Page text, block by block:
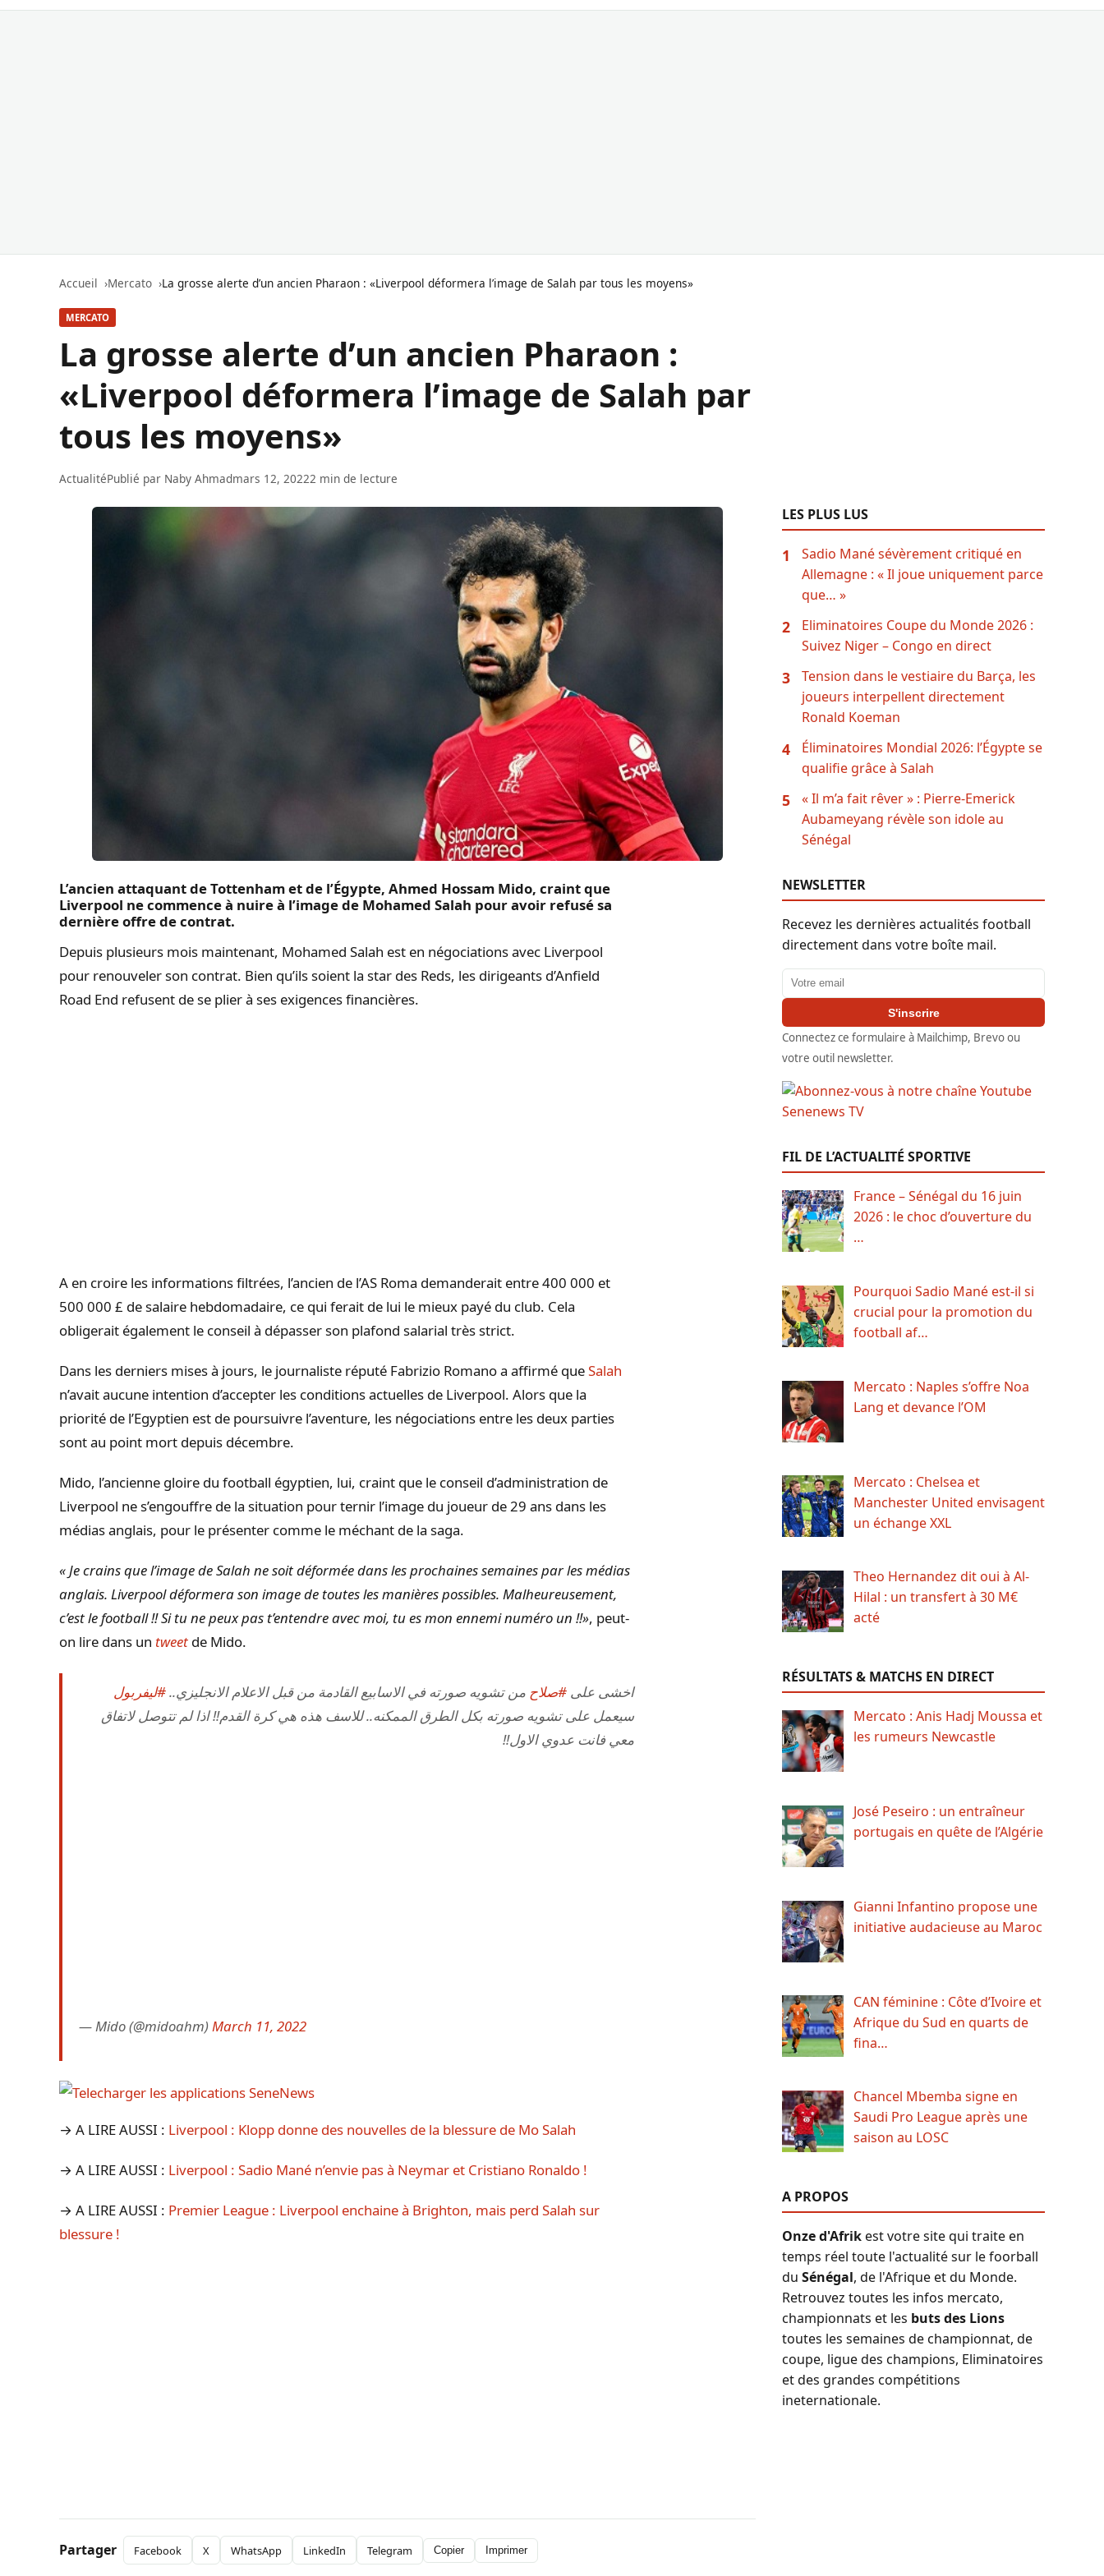
Accueil Mercato La grosse alerte d’un ancien Pharaon : «Liverpool déformera l’image de Salah par tous les moyens»
MERCATO
La grosse alerte d’un ancien Pharaon :
«Liverpool déformera l’image de Salah par
tous les moyens»
ActualitéPublié par Naby Ahmadmars 12, 20222 min de lecture
L’ancien attaquant de Tottenham et de l’Égypte, Ahmed Hossam Mido, craint que
Liverpool ne commence à nuire à l’image de Mohamed Salah pour avoir refusé sa
dernière offre de contrat.
Depuis plusieurs mois maintenant, Mohamed Salah est en négociations avec Liverpool
pour renouveler son contrat. Bien qu’ils soient la star des Reds, les dirigeants d’Anfield
Road End refusent de se plier à ses exigences financières.
A en croire les informations filtrées, l’ancien de l’AS Roma demanderait entre 400 000 et
500 000 £ de salaire hebdomadaire, ce qui ferait de lui le mieux payé du club. Cela
obligerait également le conseil à dépasser son plafond salarial très strict.
Dans les derniers mises à jours, le journaliste réputé Fabrizio Romano a affirmé queSalah
n’avait aucune intention d’accepter les conditions actuelles de Liverpool. Alors que la
priorité de l’Egyptien est de poursuivre l’aventure, les négociations entre les deux parties
sont au point mort depuis décembre.
Mido, l’ancienne gloire du football égyptien, lui, craint que le conseil d’administration de
Liverpool ne s’engouffre de la situation pour ternir l’image du joueur de 29 ans dans les
médias anglais, pour le présenter comme le méchant de la saga.
« Je crains que l’image de Salah ne soit déformée dans les prochaines semaines par les médias
anglais. Liverpool déformera son image de toutes les manières possibles. Malheureusement,
c’est le football !! Si tu ne peux pas t’entendre avec moi, tu es mon ennemi numéro un !!», peut-
on lire dans un tweet de Mido.
اخشى على #صلاح من تشويه صورته في الاسابيع القادمة من قبل الاعلام الانجليزي..#ليفربول
سيعمل على تشويه صورته بكل الطرق الممكنه.. للاسف هذه هي كرة القدم!! اذا لم تتوصل لاتفاق
معي فانت عدوي الاول!!
— Mido (@midoahm)March 11, 2022
→ A LIRE AUSSI : Liverpool : Klopp donne des nouvelles de la blessure de Mo Salah
→ A LIRE AUSSI : Liverpool : Sadio Mané n’envie pas à Neymar et Cristiano Ronaldo !
→ A LIRE AUSSI : Premier League : Liverpool enchaine à Brighton, mais perd Salah sur
blessure !
Partager Facebook X WhatsApp LinkedIn Telegram Copier Imprimer
LES PLUS LUS
1
Sadio Mané sévèrement critiqué en
Allemagne : « Il joue uniquement parce
que… »
2
Eliminatoires Coupe du Monde 2026 :
Suivez Niger – Congo en direct
3
Tension dans le vestiaire du Barça, les
joueurs interpellent directement
Ronald Koeman
4
Éliminatoires Mondial 2026: l’Égypte se
qualifie grâce à Salah
5
« Il m’a fait rêver » : Pierre-Emerick
Aubameyang révèle son idole au
Sénégal
NEWSLETTER
Recevez les dernières actualités football
directement dans votre boîte mail.
Adresse email
S'inscrire
Connectez ce formulaire à Mailchimp, Brevo ou
votre outil newsletter.
FIL DE L’ACTUALITÉ SPORTIVE
France – Sénégal du 16 juin
2026 : le choc d’ouverture du
…
Pourquoi Sadio Mané est-il si
crucial pour la promotion du
football af…
Mercato : Naples s’offre Noa
Lang et devance l’OM
Mercato : Chelsea et
Manchester United envisagent
un échange XXL
Theo Hernandez dit oui à Al-
Hilal : un transfert à 30 M€
acté
RÉSULTATS & MATCHS EN DIRECT
Mercato : Anis Hadj Moussa et
les rumeurs Newcastle
José Peseiro : un entraîneur
portugais en quête de l’Algérie
Gianni Infantino propose une
initiative audacieuse au Maroc
CAN féminine : Côte d’Ivoire et
Afrique du Sud en quarts de
fina…
Chancel Mbemba signe en
Saudi Pro League après une
saison au LOSC
A PROPOS
Onze d'Afrikest votre site qui traite en
temps réel toute l'actualité sur le foorball
du Sénégal, de l'Afrique et du Monde.
Retrouvez toutes les infos mercato,
championnats et les buts des Lions
toutes les semaines de championnat, de
coupe, ligue des champions, Eliminatoires
et des grandes compétitions
ineternationale.